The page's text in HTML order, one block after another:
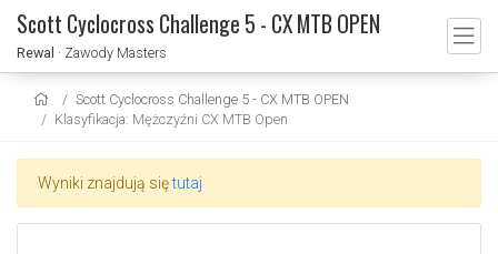
Scott Cyclocross Challenge 5 - CX MTB OPEN
Rewal · Zawody Masters
Scott Cyclocross Challenge 5 - CX MTB OPEN
Klasyfikacja: Mężczyźni CX MTB Open
Wyniki znajdują siętutaj